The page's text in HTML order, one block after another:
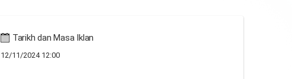
Tarikh dan Masa Iklan
12/11/2024 12:00